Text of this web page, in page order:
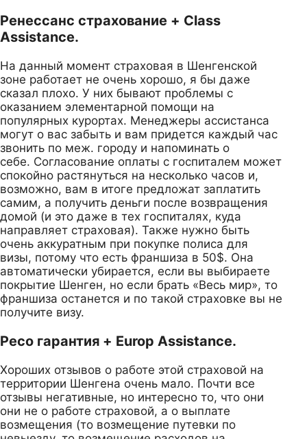
Ренессанс страхование + Class
Assistance.
На данный момент страховая в Шенгенской
зоне работает не очень хорошо, я бы даже
сказал плохо. У них бывают проблемы с
оказанием элементарной помощи на
популярных курортах. Менеджеры ассистанса
могут о вас забыть и вам придется каждый час
звонить по меж. городу и напоминать о
себе. Согласование оплаты с госпиталем может
спокойно растянуться на несколько часов и,
возможно, вам в итоге предложат заплатить
самим, а получить деньги после возвращения
домой (и это даже в тех госпиталях, куда
направляет страховая). Также нужно быть
очень аккуратным при покупке полиса для
визы, потому что есть франшиза в 50$. Она
автоматически убирается, если вы выбираете
покрытие Шенген, но если брать «Весь мир», то
франшиза останется и по такой страховке вы не
получите визу.
Ресо гарантия + Europ Assistance.
Хороших отзывов о работе этой страховой на
территории Шенгена очень мало. Почти все
отзывы негативные, но интересно то, что они
они не о работе страховой, а о выплате
возмещения (то возмещение путевки по